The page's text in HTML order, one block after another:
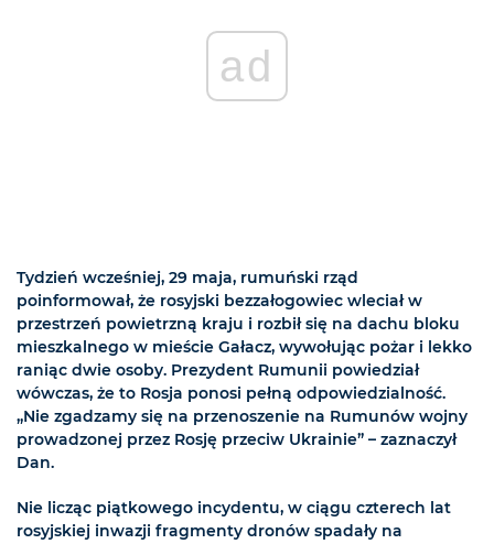
ad
Tydzień wcześniej, 29 maja, rumuński rząd
poinformował, że rosyjski bezzałogowiec wleciał w
przestrzeń powietrzną kraju i rozbił się na dachu bloku
mieszkalnego w mieście Gałacz, wywołując pożar i lekko
raniąc dwie osoby. Prezydent Rumunii powiedział
wówczas, że to Rosja ponosi pełną odpowiedzialność.
„Nie zgadzamy się na przenoszenie na Rumunów wojny
prowadzonej przez Rosję przeciw Ukrainie” – zaznaczył
Dan.
Nie licząc piątkowego incydentu, w ciągu czterech lat
rosyjskiej inwazji fragmenty dronów spadały na